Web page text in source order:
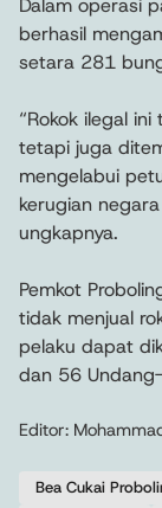
Dalam operasi
berhasil
setara 281
“Rokok ilegal
tetapi juga
mengelabui
kerugian
ungkapnya.
Pemkot
tidak menjual
pelaku dapat
dan 56
Editor:
Bea Cukai